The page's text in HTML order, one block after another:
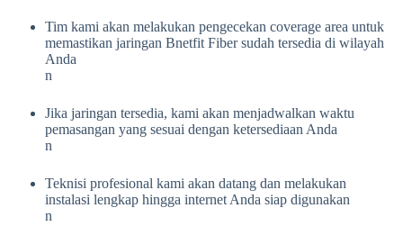
Tim kami akan melakukan pengecekan coverage area untuk
memastikan jaringan Bnetfit Fiber sudah tersedia di wilayah
Anda
n
Jika jaringan tersedia, kami akan menjadwalkan waktu
pemasangan yang sesuai dengan ketersediaan Anda
n
Teknisi profesional kami akan datang dan melakukan
instalasi lengkap hingga internet Anda siap digunakan
n